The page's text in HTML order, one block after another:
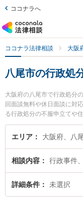
ココナラへ
ココナラ法律相談 大阪
八尾市の行政処
大阪府の八尾市で行政処分
回面談無料や休日面談に対
る行政処分の不服申立てや
分野での絞り込み検索もで
ィスの瀬河 良太弁護士や河
政処分の不服申立てのトラ
『初回相談無料で行政処分
相談予約したい』などでお
エリア 大阪府、八
相談内容 行政事件
詳細条件 未選択